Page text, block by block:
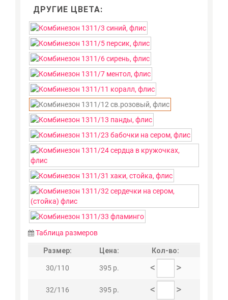
ДРУГИЕ ЦВЕТА:
Таблица размеров
Размер: Цена: Кол-во:
30/110 395 р. < >
32/116 395 р. < >